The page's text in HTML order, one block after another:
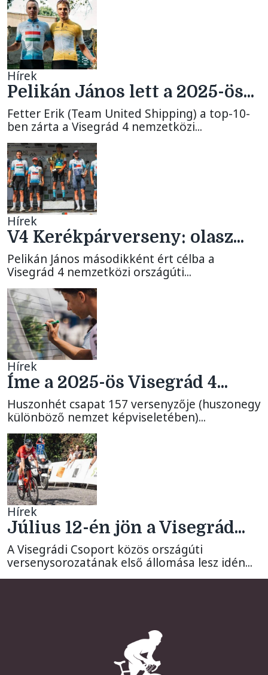
Hírek
Pelikán János lett a 2025-ös...
Fetter Erik (Team United Shipping) a top-10-
ben zárta a Visegrád 4 nemzetközi...
Hírek
V4 Kerékpárverseny: olasz...
Pelikán János másodikként ért célba a
Visegrád 4 nemzetközi országúti...
Hírek
Íme a 2025-ös Visegrád 4...
Huszonhét csapat 157 versenyzője (huszonegy
különböző nemzet képviseletében)...
Hírek
Július 12-én jön a Visegrád...
A Visegrádi Csoport közös országúti
versenysorozatának első állomása lesz idén...